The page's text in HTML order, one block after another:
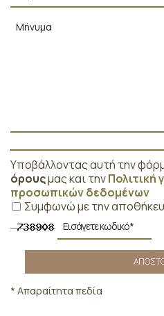
Υποβάλλοντας αυτή την
όρουςμας και τηνΠολιτική
προσωπικών δεδομένων
Συμφωνώ με την
* Απαραίτητα πεδία